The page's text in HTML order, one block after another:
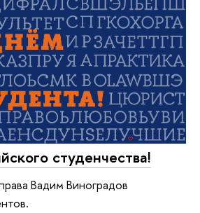
студенчества!
Вадим Виноградов